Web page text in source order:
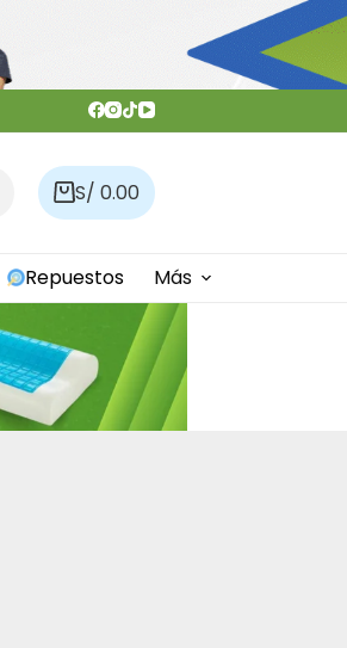
Carro
compra
S/ 0.00
Repuestos Más